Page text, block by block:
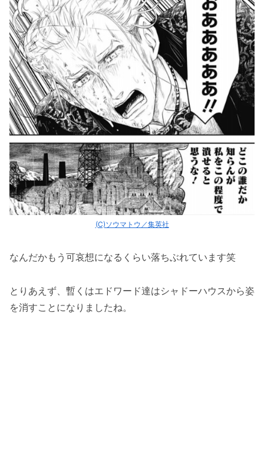
(C)ソウマトウ／集英社
なんだかもう可哀想になるくらい落ちぶれています笑
とりあえず、暫くはエドワード達はシャドーハウスから姿
を消すことになりましたね。